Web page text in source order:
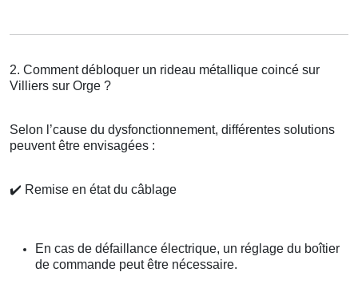
2. Comment débloquer un rideau métallique coincé sur
Villiers sur Orge ?
Selon l’cause du dysfonctionnement, différentes solutions
peuvent être envisagées :
✔️ Remise en état du câblage
En cas de défaillance électrique, un réglage du boîtier
de commande peut être nécessaire.